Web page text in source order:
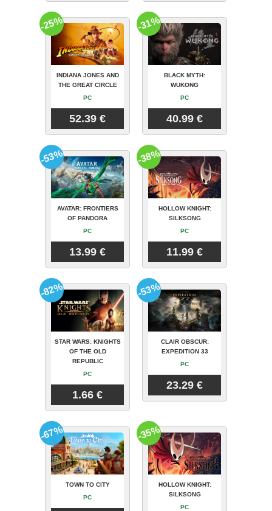
INDIANA JONES AND
THE GREAT CIRCLE
PC
52.39 €
-25%
BLACK MYTH:
WUKONG
PC
40.99 €
-31%
AVATAR: FRONTIERS
OF PANDORA
PC
13.99 €
-53%
HOLLOW KNIGHT:
SILKSONG
PC
11.99 €
-38%
STAR WARS: KNIGHTS
OF THE OLD
REPUBLIC
PC
1.66 €
-82%
CLAIR OBSCUR:
EXPEDITION 33
PC
23.29 €
-53%
TOWN TO CITY
PC
-67%
HOLLOW KNIGHT:
SILKSONG
PC
-35%